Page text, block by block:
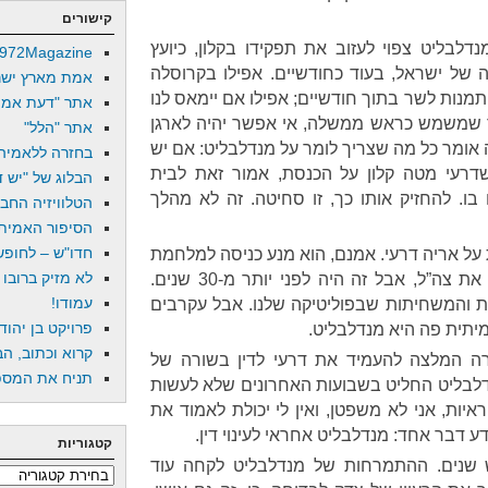
צפוי לעזוב את תפקידו בקלון, כיועץ
של ישראל, בעוד כחודשיים. אפילו בקרוסלה
לשר בתוך חודשיים; אפילו אם יימאס לנו
שמשמש כראש ממשלה, אי אפשר יהיה לארגן
אומר כל מה שצריך לומר על מנדלבליט: אם יש
מטה קלון על הכנסת, אמור זאת לבית
להחזיק אותו כך, זו סחיטה. זה לא מהלך
על אריה דרעי. אמנם, הוא מנע כניסה למלחמת
המפרץ הראשונה והצליח לכופף את צה”ל, אבל זה היה לפני יותר מ-30 שנים.
והמשחיתות שבפוליטיקה שלנו. אבל עקרבים
פה היא מנדלבליט.
המלצה להעמיד את דרעי לדין בשורה של
החליט בשבועות האחרונים שלא לעשות
אני לא משפטן, ואין לי יכולת לאמוד את
דבר אחד: מנדלבליט אחראי לעינוי דין.
ההתמרחות של מנדלבליט לקחה עוד
קישורים
972Magazine
אמת מארץ
אתר "דעת
אתר "הלל"
בחזרה
הבלוג של "יש
הטלוויזיה
הסיפור
חדו"ש –
לא מזיק ברובו
עמודו!
פרויקט בן
קרוא וכתוב,
תניח את
קטגוריות
קטגוריות